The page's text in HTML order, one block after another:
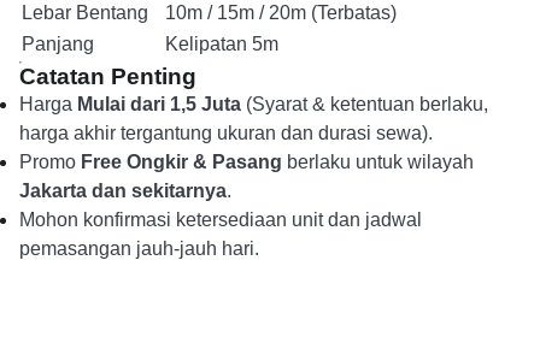
Lebar Bentang
10m / 15m / 20m (Terbatas)
Panjang
Kelipatan 5m
Catatan Penting
Harga Mulai dari 1,5 Juta (Syarat & ketentuan berlaku,
harga akhir tergantung ukuran dan durasi sewa).
Promo Free Ongkir & Pasang berlaku untuk wilayah
Jakarta dan sekitarnya.
Mohon konfirmasi ketersediaan unit dan jadwal
pemasangan jauh-jauh hari.